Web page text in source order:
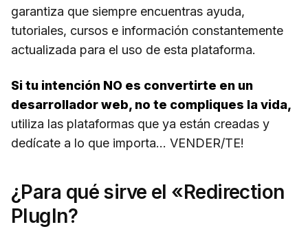
garantiza que siempre encuentras ayuda,
tutoriales, cursos e información constantemente
actualizada para el uso de esta plataforma.
Si tu intención NO es convertirte en un
desarrollador web, no te compliques la vida,
utiliza las plataformas que ya están creadas y
dedícate a lo que importa… VENDER/TE!
¿Para qué sirve el «Redirection
PlugIn?